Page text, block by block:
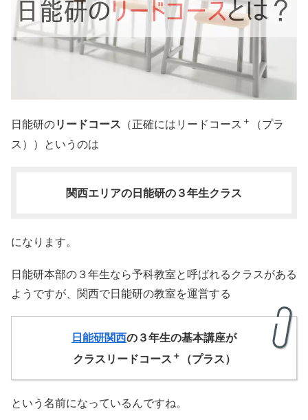
日能研のリードコース （正確にはリードコース ＋
（プラ
ス））というのは
関西エリアの日能研の３年生クラス
になります。
日能研本部の３年生なら予科教室と呼ばれるクラスがある
ようですが、関西で日能研の教室を運営する
日能研関西の３年生の基本講座が
クラスリードコース ＋ （プラス）
という名前になっているんですね。